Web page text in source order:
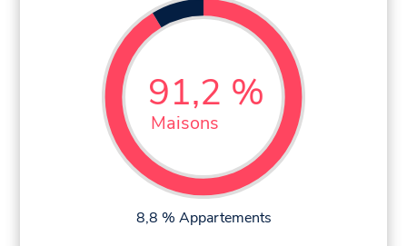
91,2 %
Maisons
8,8 % Appartements